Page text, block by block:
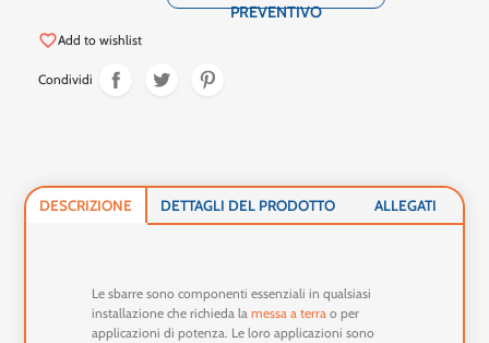
PREVENTIVO
favorite_borderAdd to wishlist
Condividi
DESCRIZIONE DETTAGLI DEL PRODOTTO ALLEGATI
Le sbarre sono componenti essenziali in qualsiasi
installazione che richieda lamessa a terra o per
applicazioni di potenza. Le loro applicazioni sono